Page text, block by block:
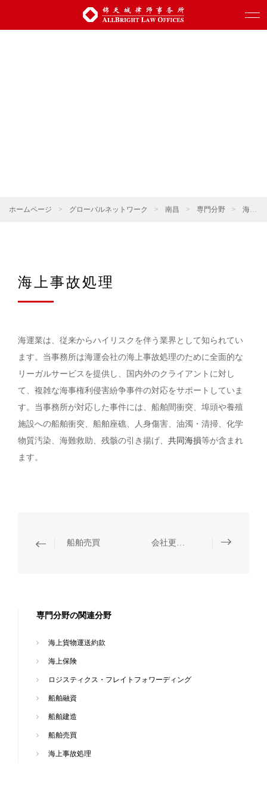
ホームページ > グローバルネットワーク > 南昌 > 専門分野 > 海事・海商
海上事故処理
海運業は、従来からハイリスクを伴う業界として知られてい
ます。当事務所は海運会社の海上事故処理のために全面的な
リーガルサービスを提供し、国内外のクライアントに対し
て、複雑な海事権利侵害紛争事件の対応をサポートしていま
す。当事務所が対応した事件には、船舶間衝突、埠頭や養殖
施設への船舶衝突、船舶座礁、人身傷害、油濁・清掃、化学
物質汚染、海難救助、残骸の引き揚げ、 共同海損等が含まれ
ます。
船舶売買 会社更生と清算
専門分野の関連分野
海上貨物運送約款
海上保険
ロジスティクス・フレイトフォワーディング
船舶融資
船舶建造
船舶売買
海上事故処理